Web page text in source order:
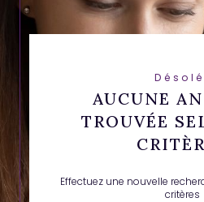
AUCUNE
TROUVÉE
Effectuez une nouvelle
critères